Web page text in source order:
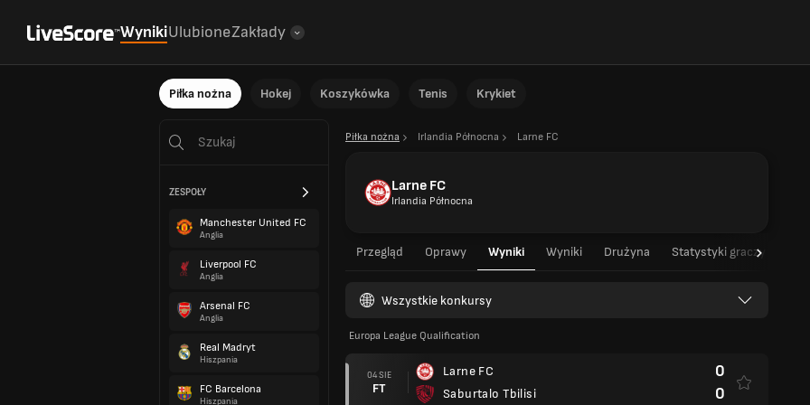
WynikiUlubioneZakłady
Piłka nożna Hokej Koszykówka Tenis Krykiet
ZESPOŁY
Manchester United FC
Anglia
Liverpool FC
Anglia
Arsenal FC
Anglia
Real Madryt
Hiszpania
FC Barcelona
Hiszpania
Piłka nożna Irlandia Północna Larne FC
Larne FC
Irlandia Północna
Przegląd Oprawy Wyniki Wyniki Drużyna Statystyki graczy
Wszystkie konkursy
Europa League Qualification
04 SIE
FT
Larne FC
Saburtalo Tbilisi
0
0